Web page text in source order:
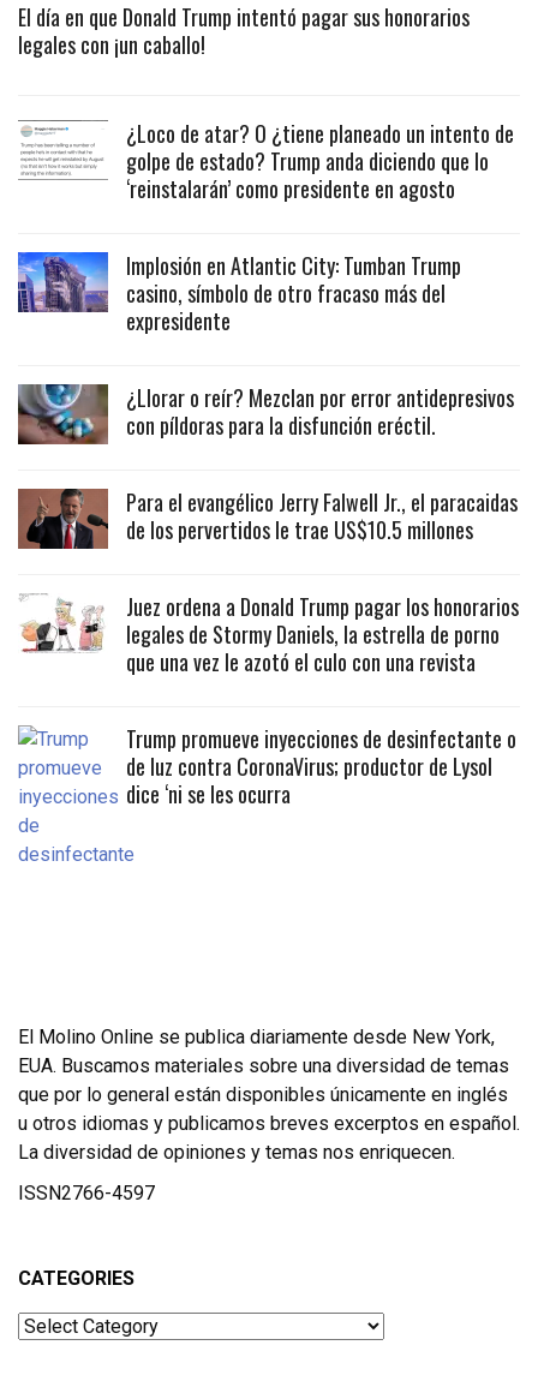
El día en que Donald Trump intentó pagar sus honorarios
legales con ¡un caballo!
¿Loco de atar? O ¿tiene planeado un intento de
golpe de estado? Trump anda diciendo que lo
‘reinstalarán’ como presidente en agosto
Implosión en Atlantic City: Tumban Trump
casino, símbolo de otro fracaso más del
expresidente
¿Llorar o reír? Mezclan por error antidepresivos
con píldoras para la disfunción eréctil.
Para el evangélico Jerry Falwell Jr., el paracaidas
de los pervertidos le trae US$10.5 millones
Juez ordena a Donald Trump pagar los honorarios
legales de Stormy Daniels, la estrella de porno
que una vez le azotó el culo con una revista
Trump promueve inyecciones de desinfectante o
de luz contra CoronaVirus; productor de Lysol
dice ‘ni se les ocurra
El Molino Online se publica diariamente desde New York,
EUA. Buscamos materiales sobre una diversidad de temas
que por lo general están disponibles únicamente en inglés
u otros idiomas y publicamos breves excerptos en español.
La diversidad de opiniones y temas nos enriquecen.
ISSN2766-4597
CATEGORIES
Categories